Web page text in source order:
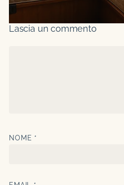
Lascia un commento
NOME *